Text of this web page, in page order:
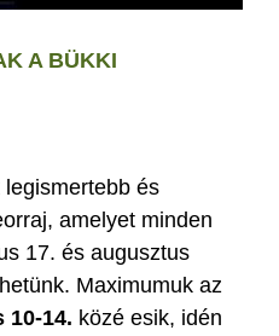
A BÜKKI
legismertebb és
amelyet minden
17. és augusztus
Maximumuk az
10-14. közé esik, idén